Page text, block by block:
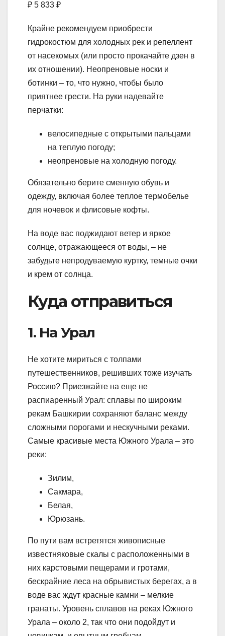
₽ 5 833 ₽
Крайне рекомендуем приобрести
гидрокостюм для холодных рек и репеллент
от насекомых (или просто прокачайте дзен в
их отношении). Неопреновые носки и
ботинки – то, что нужно, чтобы было
приятнее грести. На руки надевайте
перчатки:
велосипедные с открытыми пальцами
на теплую погоду;
неопреновые на холодную погоду.
Обязательно берите сменную обувь и
одежду, включая более теплое термобелье
для ночевок и флисовые кофты.
На воде вас поджидают ветер и яркое
солнце, отражающееся от воды, – не
забудьте непродуваемую куртку, темные очки
и крем от солнца.
Куда отправиться
1. На Урал
Не хотите мириться с толпами
путешественников, решивших тоже изучать
Россию? Приезжайте на еще не
распиаренный Урал: сплавы по широким
рекам Башкирии сохраняют баланс между
сложными порогами и нескучными реками.
Самые красивые места Южного Урала – это
реки:
Зилим,
Сакмара,
Белая,
Юрюзань.
По пути вам встретятся живописные
известняковые скалы с расположенными в
них карстовыми пещерами и гротами,
бескрайние леса на обрывистых берегах, а в
воде вас ждут красные камни – мелкие
гранаты. Уровень сплавов на реках Южного
Урала – около 2, так что они подойдут и